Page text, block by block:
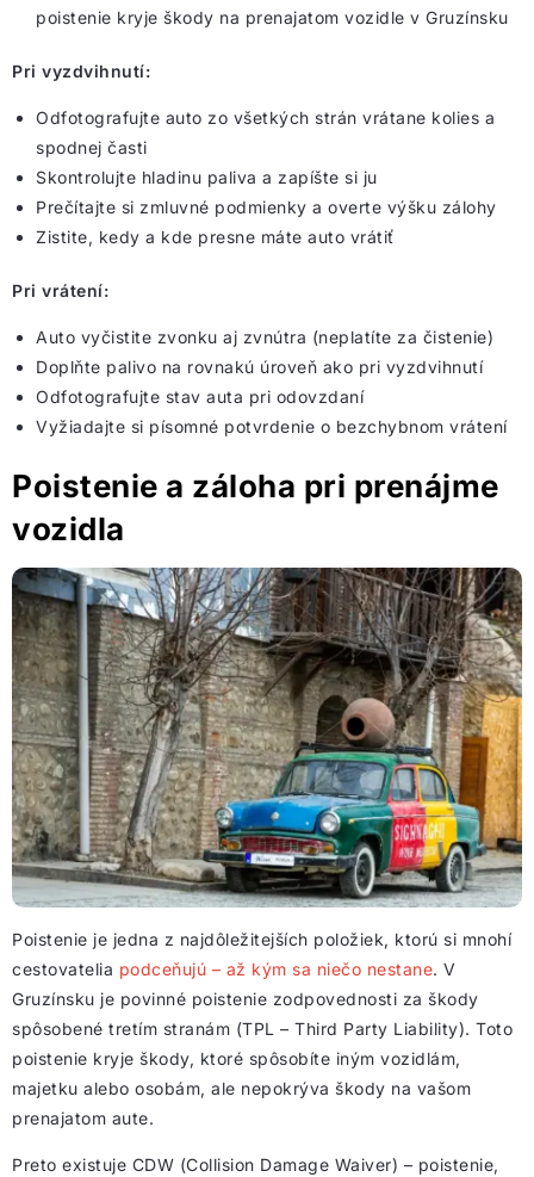
poistenie kryje škody na prenajatom vozidle v Gruzínsku
Pri vyzdvihnutí:
Odfotografujte auto zo všetkých strán vrátane kolies a
spodnej časti
Skontrolujte hladinu paliva a zapíšte si ju
Prečítajte si zmluvné podmienky a overte výšku zálohy
Zistite, kedy a kde presne máte auto vrátiť
Pri vrátení:
Auto vyčistite zvonku aj zvnútra (neplatíte za čistenie)
Doplňte palivo na rovnakú úroveň ako pri vyzdvihnutí
Odfotografujte stav auta pri odovzdaní
Vyžiadajte si písomné potvrdenie o bezchybnom vrátení
Poistenie a záloha pri prenájme
vozidla
Poistenie je jedna z najdôležitejších položiek, ktorú si mnohí
cestovatelia podceňujú – až kým sa niečo nestane. V
Gruzínsku je povinné poistenie zodpovednosti za škody
spôsobené tretím stranám (TPL – Third Party Liability). Toto
poistenie kryje škody, ktoré spôsobíte iným vozidlám,
majetku alebo osobám, ale nepokrýva škody na vašom
prenajatom aute.
Preto existuje CDW (Collision Damage Waiver) – poistenie,